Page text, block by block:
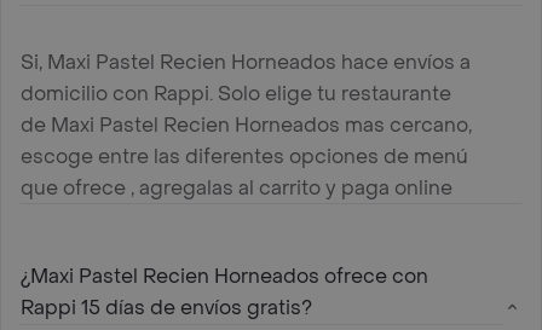
Si, Maxi Pastel Recien Horneados hace envíos a
domicilio con Rappi. Solo elige tu restaurante
de Maxi Pastel Recien Horneados mas cercano,
escoge entre las diferentes opciones de menú
que ofrece , agregalas al carrito y paga online
¿Maxi Pastel Recien Horneados ofrece con
Rappi 15 días de envíos gratis?